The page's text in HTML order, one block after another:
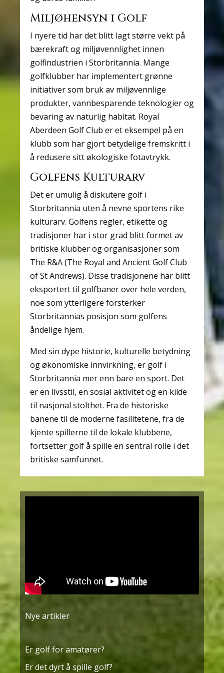
Miljøhensyn i Golf
I nyere tid har det blitt lagt større vekt på
bærekraft og miljøvennlighet innen
golfindustrien i Storbritannia. Mange
golfklubber har implementert grønne
initiativer som bruk av miljøvennlige
produkter, vannbesparende teknologier og
bevaring av naturlig habitat. Royal
Aberdeen Golf Club er et eksempel på en
klubb som har gjort betydelige fremskritt i
å redusere sitt økologiske fotavtrykk.
Golfens Kulturarv
Det er umulig å diskutere golf i
Storbritannia uten å nevne sportens rike
kulturarv. Golfens regler, etikette og
tradisjoner har i stor grad blitt formet av
britiske klubber og organisasjoner som
The R&A (The Royal and Ancient Golf Club
of St Andrews). Disse tradisjonene har blitt
eksportert til golfbaner over hele verden,
noe som ytterligere forsterker
Storbritannias posisjon som golfens
åndelige hjem.
Med sin dype historie, kulturelle betydning
og økonomiske innvirkning, er golf i
Storbritannia mer enn bare en sport. Det
er en livsstil, en sosial aktivitet og en kilde
til nasjonal stolthet. Fra de historiske
banene til de moderne fasilitetene, fra de
kjente spillerne til de lokale klubbene,
fortsetter golf å spille en sentral rolle i det
britiske samfunnet.
Nye artikler
Er golf for amatører?
Er det dyrt å spille golf?